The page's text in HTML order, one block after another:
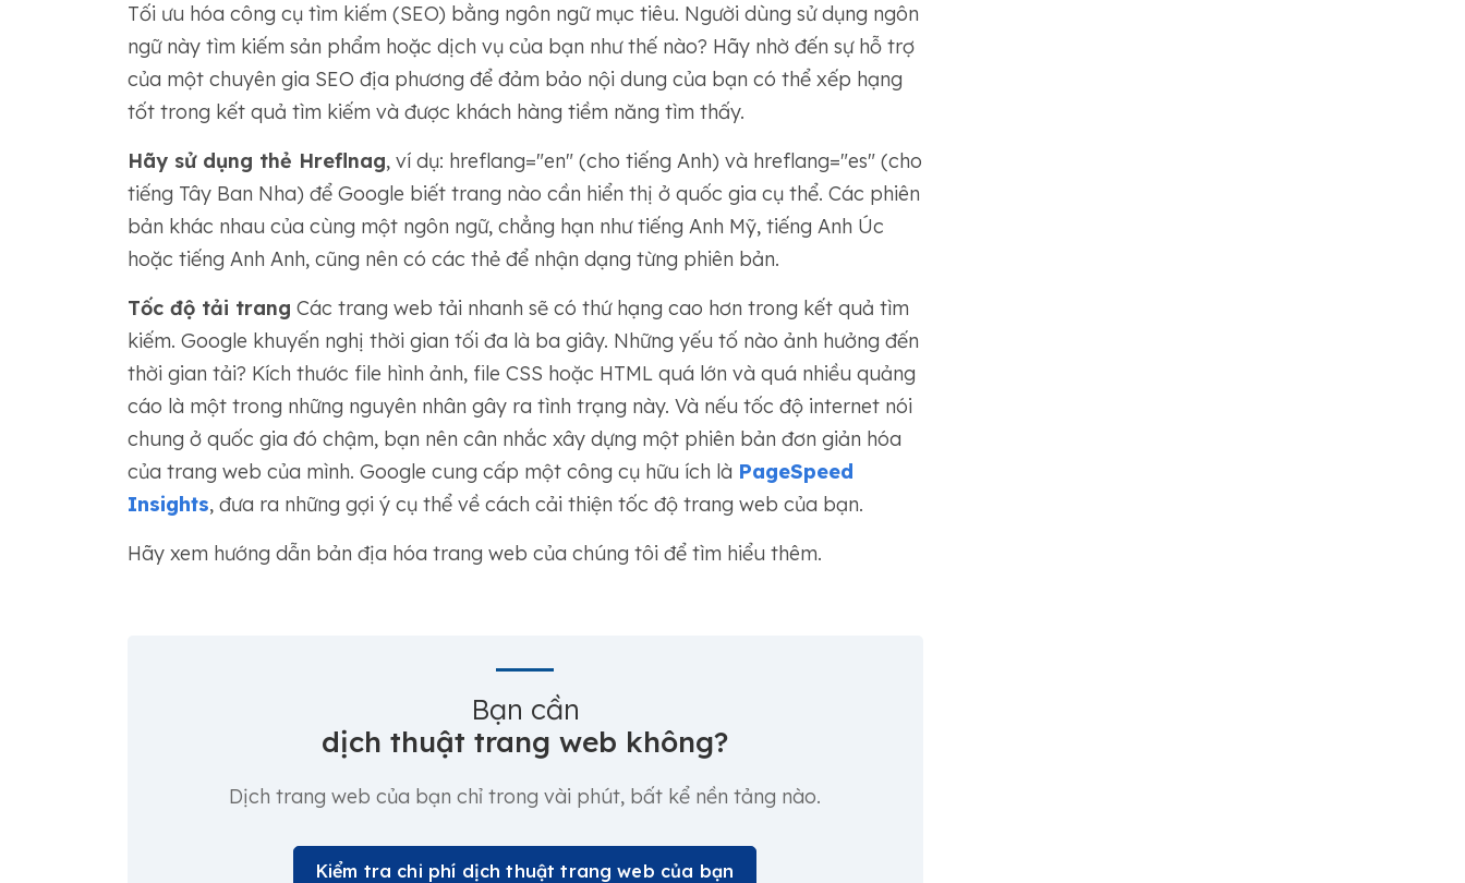
Tối ưu hóa công cụ tìm kiếm (SEO) bằng ngôn ngữ mục tiêu. Người dùng sử dụng ngôn
ngữ này tìm kiếm sản phẩm hoặc dịch vụ của bạn như thế nào? Hãy nhờ đến sự hỗ trợ
của một chuyên gia SEO địa phương để đảm bảo nội dung của bạn có thể xếp hạng
tốt trong kết quả tìm kiếm và được khách hàng tiềm năng tìm thấy.
Hãy sử dụng thẻ Hreflnag, ví dụ: hreflang="en" (cho tiếng Anh) và hreflang="es" (cho
tiếng Tây Ban Nha) để Google biết trang nào cần hiển thị ở quốc gia cụ thể. Các phiên
bản khác nhau của cùng một ngôn ngữ, chẳng hạn như tiếng Anh Mỹ, tiếng Anh Úc
hoặc tiếng Anh Anh, cũng nên có các thẻ để nhận dạng từng phiên bản.
Tốc độ tải trang Các trang web tải nhanh sẽ có thứ hạng cao hơn trong kết quả tìm
kiếm. Google khuyến nghị thời gian tối đa là ba giây. Những yếu tố nào ảnh hưởng đến
thời gian tải? Kích thước file hình ảnh, file CSS hoặc HTML quá lớn và quá nhiều quảng
cáo là một trong những nguyên nhân gây ra tình trạng này. Và nếu tốc độ internet nói
chung ở quốc gia đó chậm, bạn nên cân nhắc xây dựng một phiên bản đơn giản hóa
của trang web của mình. Google cung cấp một công cụ hữu ích là PageSpeed ​​
Insights, đưa ra những gợi ý cụ thể về cách cải thiện tốc độ trang web của bạn.
Hãy xem hướng dẫn bản địa hóa trang web của chúng tôi để tìm hiểu thêm.
Bạn cần
dịch thuật trang web không?
Dịch trang web của bạn chỉ trong vài phút, bất kể nền tảng nào.
Kiểm tra chi phí dịch thuật trang web của bạn